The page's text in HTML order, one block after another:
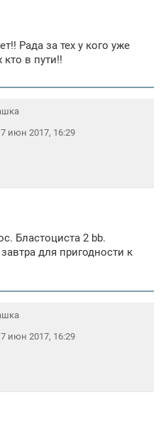
Рада за тех у кого уже
кто в пути!!
июн 2017, 16:29
Бластоциста 2 bb.
для пригодности к
июн 2017, 16:29